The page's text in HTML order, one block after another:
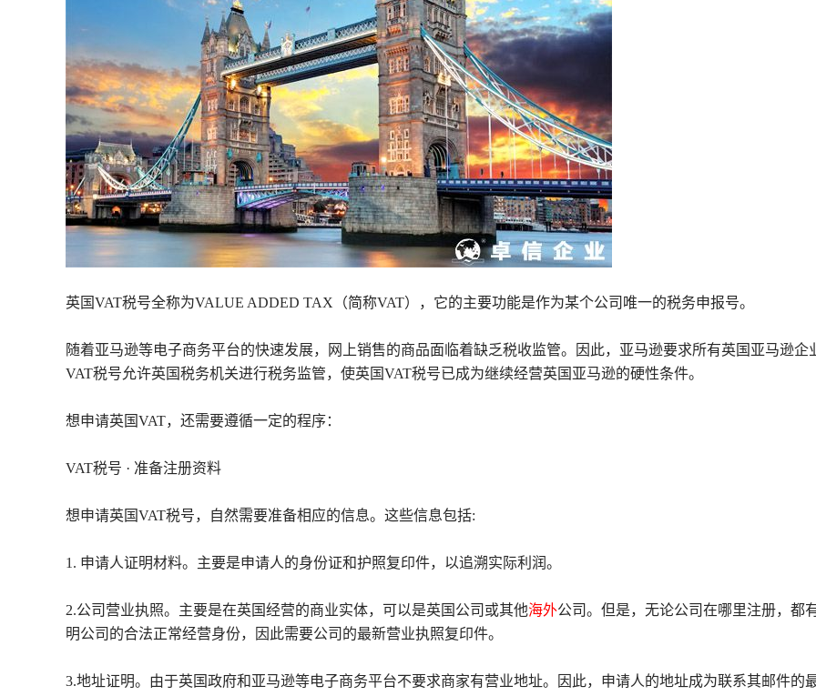
英国VAT税号全称为VALUE ADDED TAX（简称VAT），它的主要功能是作为某个公司唯一的税务申报号。
随着亚马逊等电子商务平台的快速发展，网上销售的商品面临着缺乏税收监管。因此，亚马逊要求所有英国亚马逊企
VAT税号允许英国税务机关进行税务监管，使英国VAT税号已成为继续经营英国亚马逊的硬性条件。
想申请英国VAT，还需要遵循一定的程序：
VAT税号 · 准备注册资料
想申请英国VAT税号，自然需要准备相应的信息。这些信息包括:
1. 申请人证明材料。主要是申请人的身份证和护照复印件，以追溯实际利润。
2.公司营业执照。主要是在英国经营的商业实体，可以是英国公司或其他海外公司。但是，无论公司在哪里注册，都
明公司的合法正常经营身份，因此需要公司的最新营业执照复印件。
3.地址证明。由于英国政府和亚马逊等电子商务平台不要求商家有营业地址。因此，申请人的地址成为联系其邮件的